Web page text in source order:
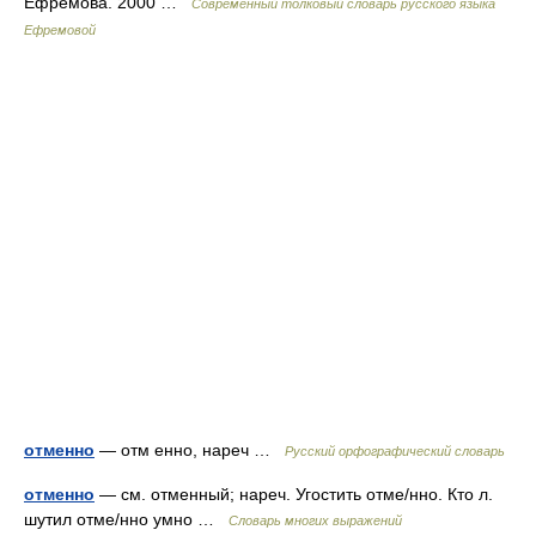
Современный толковый словарь русского языка
Ефремовой
отменно — отм енно, нареч … Русский орфографический словарь
отменно — см. отменный; нареч. Угостить отме/нно. Кто л.
шутил отме/нно умно …
Словарь многих выражений